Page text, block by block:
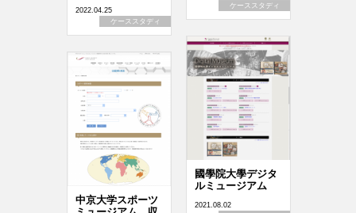
ケーススタディ
2022.04.25
ケーススタディ
國學院大學デジタ
ルミュージアム
2021.08.02
中京大学スポーツ